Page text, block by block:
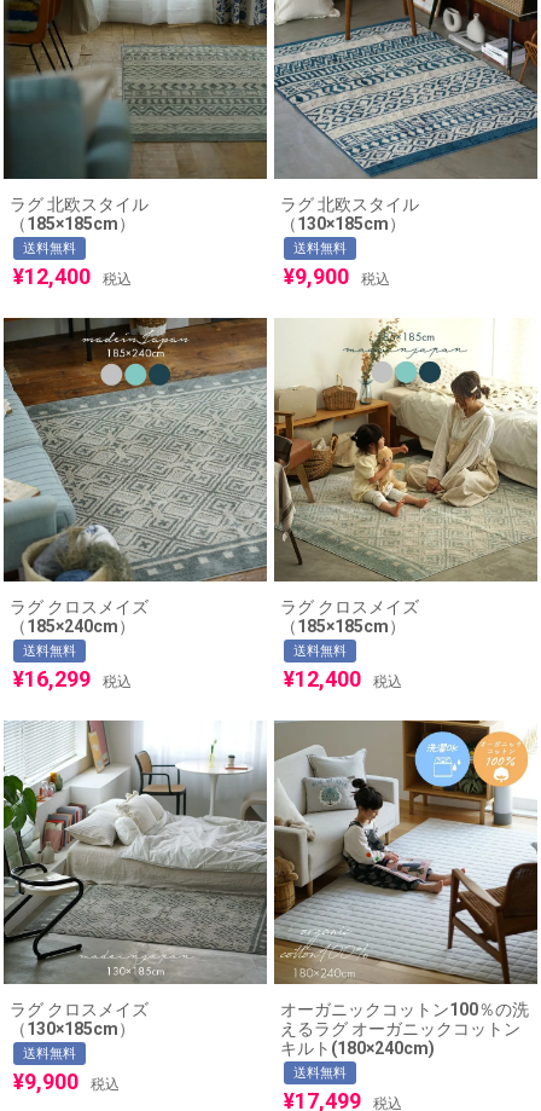
ラグ 北欧スタイル
（185×185cm）
送料無料
¥12,400 税込
ラグ 北欧スタイル
（130×185cm）
送料無料
¥9,900 税込
ラグ クロスメイズ
（185×240cm）
送料無料
¥16,299 税込
ラグ クロスメイズ
（185×185cm）
送料無料
¥12,400 税込
ラグ クロスメイズ
（130×185cm）
送料無料
¥9,900 税込
オーガニックコットン100％の洗
えるラグ オーガニックコットン
キルト(180×240cm)
送料無料
¥17,499 税込